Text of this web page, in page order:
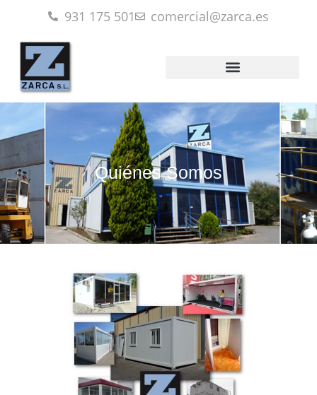
931 175 501 comercial@zarca.es
Quiénes Somos